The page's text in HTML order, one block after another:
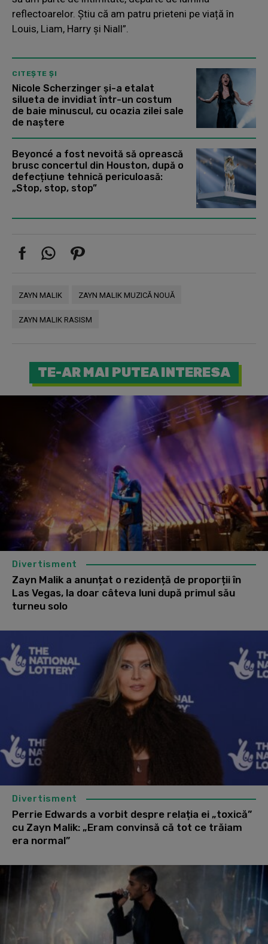
reflectoarelor. Știu că am patru prieteni pe viață în
Louis, Liam, Harry și Niall”.
CITEȘTE ȘI
Nicole Scherzinger și-a etalat
silueta de invidiat într-un costum
de baie minuscul, cu ocazia zilei sale
de naștere
Beyoncé a fost nevoită să oprească
brusc concertul din Houston, după o
defecțiune tehnică periculoasă:
„Stop, stop, stop”
ZAYN MALIK ZAYN MALIK MUZICĂ NOUĂ
ZAYN MALIK RASISM
TE-AR MAI PUTEA INTERESA
Divertisment
Zayn Malik a anunțat o rezidență de proporții în
Las Vegas, la doar câteva luni după primul său
turneu solo
Divertisment
Perrie Edwards a vorbit despre relația ei „toxică”
cu Zayn Malik: „Eram convinsă că tot ce trăiam
era normal”